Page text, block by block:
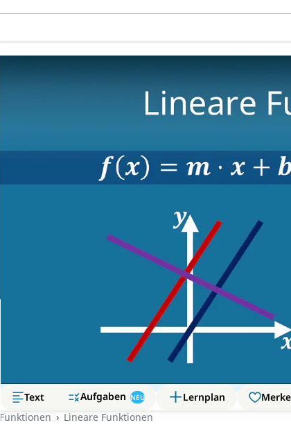
Text Aufgaben NEU Lernplan
Funktionen
Lineare Funktionen